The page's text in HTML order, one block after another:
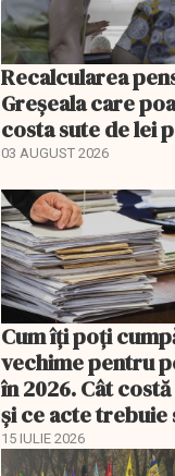
Recalcularea
Greșeala care
costa sute de lei
03 AUGUST 2026
Cum îți poți
vechime pentru
în 2026. Cât
și ce acte trebuie
la Casa de Pensii
15 IULIE 2026